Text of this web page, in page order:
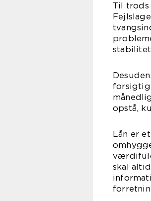
Til trods
opstå,
Lån er
skal